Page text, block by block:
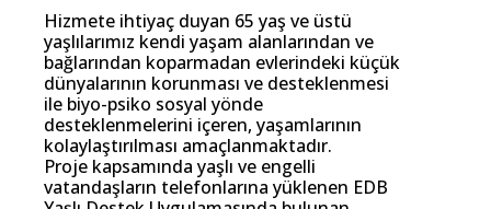
Hizmete ihtiyaç duyan 65 yaş ve üstü
yaşlılarımız kendi yaşam alanlarından ve
bağlarından koparmadan evlerindeki küçük
dünyalarının korunması ve desteklenmesi
ile biyo-psiko sosyal yönde
desteklenmelerini içeren, yaşamlarının
kolaylaştırılması amaçlanmaktadır.
Proje kapsamında yaşlı ve engelli
vatandaşların telefonlarına yüklenen EDB